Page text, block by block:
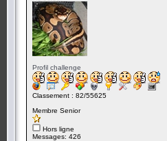
Profil challenge
Classement : 82/55625
Membre Senior
Hors ligne
Messages: 426